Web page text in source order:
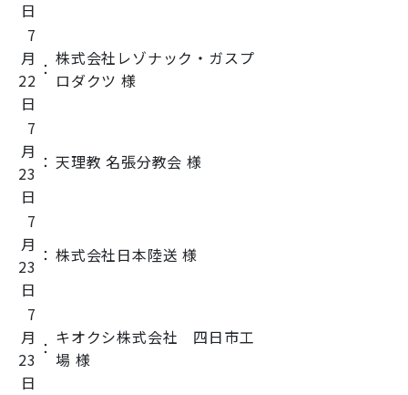
日
7
月
22
日
： 株式会社レゾナック・ガスプ
ロダクツ 様
7
月
23
日
： 天理教 名張分教会 様
7
月
23
日
： 株式会社日本陸送 様
7
月
23
日
： キオクシ株式会社 四日市工
場 様